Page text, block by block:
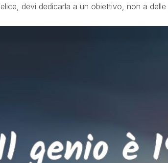
devi dedicarla a un obiettivo, non a